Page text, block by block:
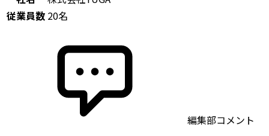
従業員数 20名
編集部コメント